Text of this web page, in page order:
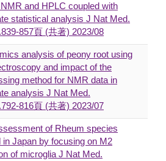
and HPLC coupled with
statistical analysis J Nat Med.
857頁 (共著) 2023/08
analysis of peony root using
and impact of the
method for NMR data in
analysis J Nat Med.
816頁 (共著) 2023/07
of Rheum species
in Japan by focusing on M2
of microglia J Nat Med.